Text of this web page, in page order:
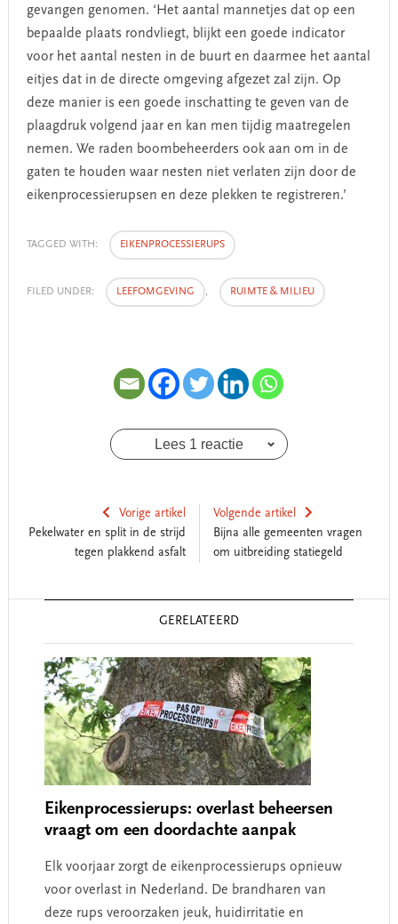
gevangen genomen. ‘ Het aantal mannetjes dat op een
bepaalde plaats rondvliegt, blijkt een goede indicator
voor het aantal nesten in de buurt en daarmee het aantal
eitjes dat in de directe omgeving afgezet zal zijn. Op
deze manier is een goede inschatting te geven van de
plaagdruk volgend jaar en kan men tijdig maatregelen
nemen. We raden boombeheerders ook aan om in de
gaten te houden waar nesten niet verlaten zijn door de
eikenprocessierupsen en deze plekken te registreren.’
TAGGED WITH: EIKENPROCESSIERUPS
FILED UNDER: LEEFOMGEVING , RUIMTE & MILIEU
Lees 1 reactie
Vorige artikel
Pekelwater en split in de strijd
tegen plakkend asfalt
Volgende artikel
Bijna alle gemeenten vragen
om uitbreiding statiegeld
GERELATEERD
Eikenprocessierups: overlast beheersen
vraagt om een doordachte aanpak
Elk voorjaar zorgt de eikenprocessierups opnieuw
voor overlast in Nederland. De brandharen van
deze rups veroorzaken jeuk, huidirritatie en